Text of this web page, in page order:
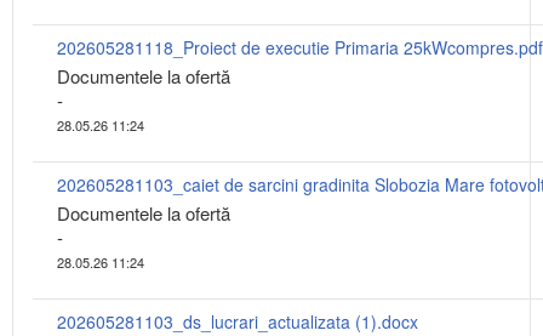
202605281118_Proiect de executie Primaria 25kWcompres.pdf
Documentele la ofertă
-
28.05.26 11:24
Documentele la ofertă
-
28.05.26 11:24
202605281103_ds_lucrari_actualizata (1).docx